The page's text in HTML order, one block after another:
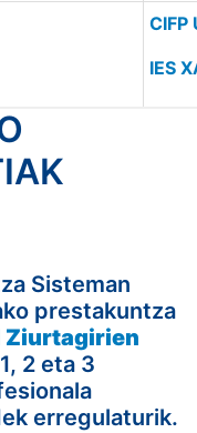
CIFP
IES
Sisteman
prestakuntza
Ziurtagirien
2 eta 3
erregulaturik.